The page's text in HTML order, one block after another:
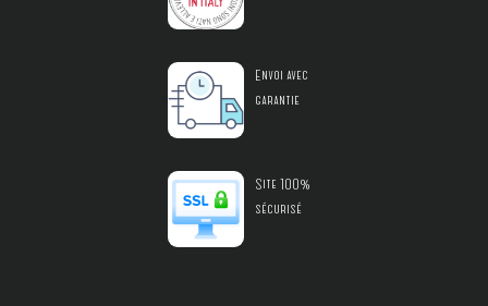
Envoi avec
garantie
Site 100%
sécurisé